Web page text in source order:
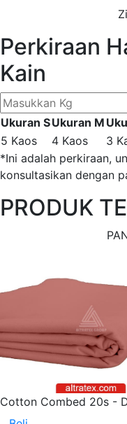
Perkiraan
Kain
Ukuran SUkuran M
5 Kaos
4 Kaos 3
*Ini adalah perkiraan,
konsultasikan dengan
PRODUK
Cotton Combed 20s -